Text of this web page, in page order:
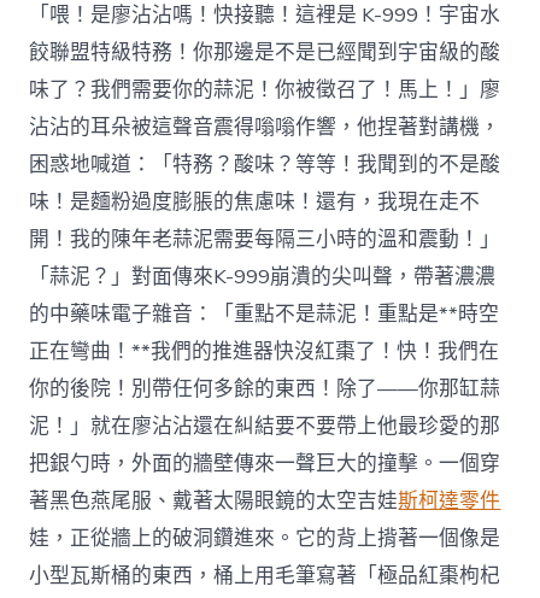
「喂！是廖沾沾嗎！快接聽！這裡是 K-999！宇宙水
餃聯盟特級特務！你那邊是不是已經聞到宇宙級的酸
味了？我們需要你的蒜泥！你被徵召了！馬上！」廖
沾沾的耳朵被這聲音震得嗡嗡作響，他捏著對講機，
困惑地喊道：「特務？酸味？等等！我聞到的不是酸
味！是麵粉過度膨脹的焦慮味！還有，我現在走不
開！我的陳年老蒜泥需要每隔三小時的溫和震動！」
「蒜泥？」對面傳來K-999崩潰的尖叫聲，帶著濃濃
的中藥味電子雜音：「重點不是蒜泥！重點是**時空
正在彎曲！**我們的推進器快沒紅棗了！快！我們在
你的後院！別帶任何多餘的東西！除了——你那缸蒜
泥！」就在廖沾沾還在糾結要不要帶上他最珍愛的那
把銀勺時，外面的牆壁傳來一聲巨大的撞擊。一個穿
著黑色燕尾服、戴著太陽眼鏡的太空吉娃斯柯達零件
娃，正從牆上的破洞鑽進來。它的背上揹著一個像是
小型瓦斯桶的東西，桶上用毛筆寫著「極品紅棗枸杞